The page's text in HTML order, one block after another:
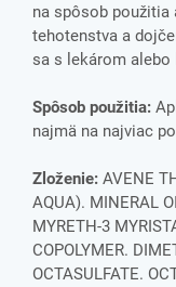
na spôsob použitia
tehotenstva a
sa s lekárom alebo
Spôsob použitia:
najmä na najviac
Zloženie: AVENE
AQUA). MINERAL
MYRETH-3
COPOLYMER.
OCTASULFATE.